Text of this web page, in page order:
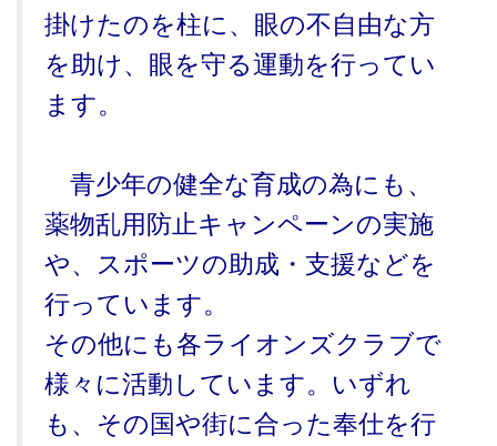
掛けたのを柱に、眼の不自由な方
を助け、眼を守る運動を行ってい
ます。
青少年の健全な育成の為にも、
薬物乱用防止キャンペーンの実施
や、スポーツの助成・支援などを
行っています。
その他にも各ライオンズクラブで
様々に活動しています。いずれ
も、その国や街に合った奉仕を行